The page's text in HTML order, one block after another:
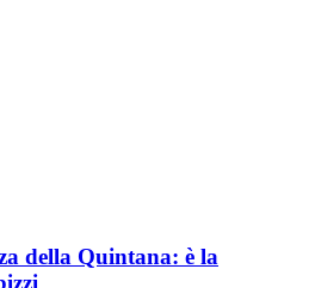
della Quintana: è la